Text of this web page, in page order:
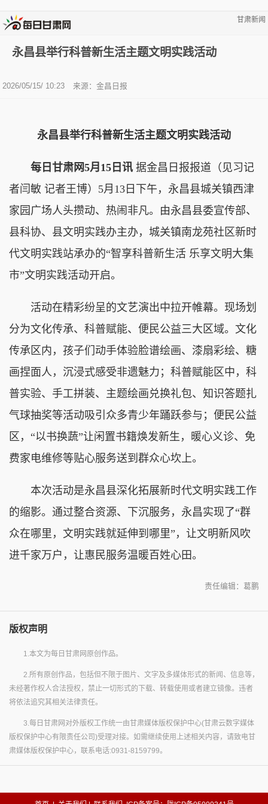
甘肃新闻
永昌县举行科普新生活主题文明实践活动
2026/05/15/ 10:23 来源：金昌日报
永昌县举行科普新生活主题文明实践活动
每日甘肃网5月15日讯 据金昌日报报道（见习记
者闫敏 记者王博）5月13日下午，永昌县城关镇西津
家园广场人头攒动、热闹非凡。由永昌县委宣传部、
县科协、县文明实践办主办，城关镇南龙苑社区新时
代文明实践站承办的“智享科普新生活 乐享文明大集
市”文明实践活动开启。
活动在精彩纷呈的文艺演出中拉开帷幕。现场划
分为文化传承、科普赋能、便民公益三大区域。文化
传承区内，孩子们动手体验脸谱绘画、漆扇彩绘、糖
画捏面人，沉浸式感受非遗魅力；科普赋能区中，科
普实验、手工拼装、主题绘画兑换礼包、知识答题扎
气球抽奖等活动吸引众多青少年踊跃参与；便民公益
区，“以书换蔬”让闲置书籍焕发新生，暖心义诊、免
费家电维修等贴心服务送到群众心坎上。
本次活动是永昌县深化拓展新时代文明实践工作
的缩影。通过整合资源、下沉服务，永昌实现了“群
众在哪里，文明实践就延伸到哪里”，让文明新风吹
进千家万户，让惠民服务温暖百姓心田。
责任编辑：葛鹏
版权声明
1.本文为每日甘肃网原创作品。
2.所有原创作品，包括但不限于图片、文字及多媒体形式的新闻、信息等，
未经著作权人合法授权，禁止一切形式的下载、转载使用或者建立镜像。违者
将依法追究其相关法律责任。
3.每日甘肃网对外版权工作统一由甘肃媒体版权保护中心(甘肃云数字媒体
版权保护中心有限责任公司)受理对接。如需继续使用上述相关内容，请致电甘
肃媒体版权保护中心，联系电话:0931-8159799。